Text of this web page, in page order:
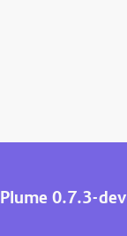
Plume 0.7.3-dev